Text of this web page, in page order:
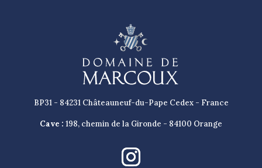
BP31 - 84231 Châteauneuf-du-Pape Cedex - France
Cave : 198, chemin de la Gironde - 84100 Orange